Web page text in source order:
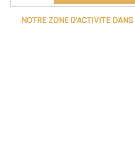
NOTRE ZONE D'ACTIVITE DANS